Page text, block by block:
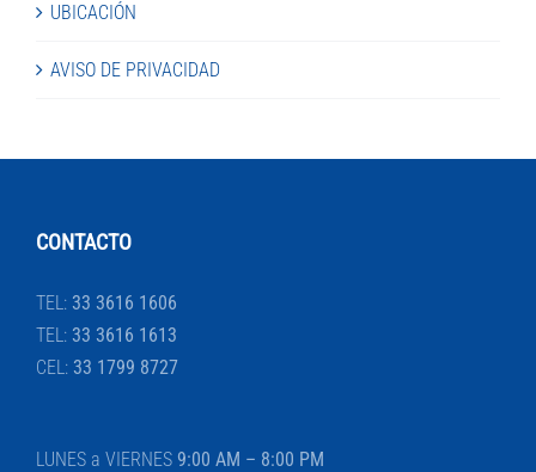
UBICACIÓN
AVISO DE PRIVACIDAD
CONTACTO
TEL: 33 3616 1606
TEL: 33 3616 1613
CEL: 33 1799 8727
LUNES a VIERNES 9:00 AM – 8:00 PM